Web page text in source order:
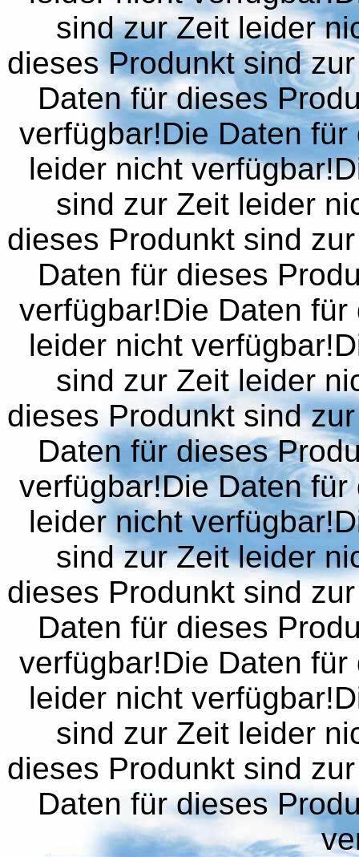
sind zur Zeit leider
dieses Produnkt sind
Daten für dieses
verfügbar!Die Daten
leider nicht
sind zur Zeit leider
dieses Produnkt sind
Daten für dieses
verfügbar!Die Daten
leider nicht
sind zur Zeit leider
dieses Produnkt sind
Daten für dieses
verfügbar!Die Daten
leider nicht
sind zur Zeit leider
dieses Produnkt sind
Daten für dieses
verfügbar!Die Daten
leider nicht
sind zur Zeit leider
dieses Produnkt sind
Daten für dieses